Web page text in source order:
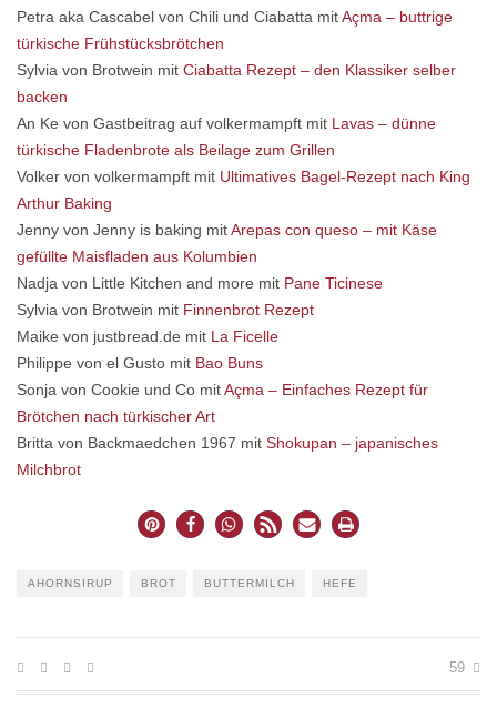
Petra aka Cascabel von Chili und Ciabatta mitAçma – buttrige
türkische Frühstücksbrötchen
Sylvia von Brotwein mit Ciabatta Rezept – den Klassiker selber
backen
An Ke von Gastbeitrag auf volkermampft mit Lavas – dünne
türkische Fladenbrote als Beilage zum Grillen
Volker von volkermampft mit Ultimatives Bagel-Rezept nach King
Arthur Baking
Jenny von Jenny is baking mitArepas con queso – mit Käse
gefüllte Maisfladen aus Kolumbien
Nadja von Little Kitchen and more mit Pane Ticinese
Sylvia von Brotwein mit Finnenbrot Rezept
Maike von justbread.de mit La Ficelle
Philippe von el Gusto mit Bao Buns
Sonja von Cookie und Co mitAçma – Einfaches Rezept für
Brötchen nach türkischer Art
Britta von Backmaedchen 1967 mit Shokupan – japanisches
Milchbrot
AHORNSIRUP BROT BUTTERMILCH HEFE
59